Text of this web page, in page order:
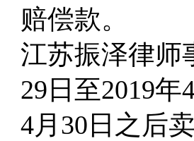
赔偿款。
江苏振泽律师
29日至2019
4月30日之后